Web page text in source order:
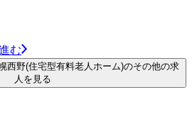
む
西野(住宅型有料老人ホーム)のその他の求
人を見る